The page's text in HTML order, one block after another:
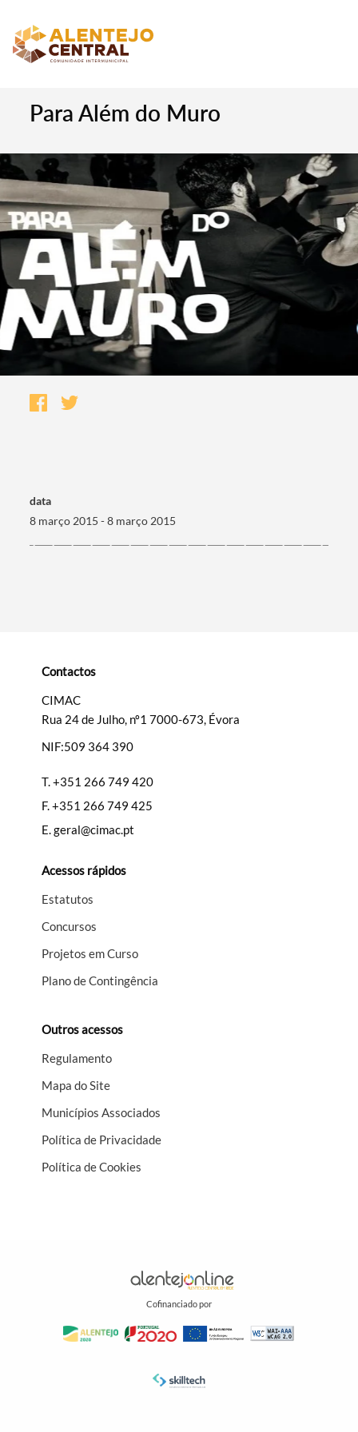
Filtros
Para Além do Muro
data
8 março 2015 - 8 março 2015
Contactos
CIMAC
Rua 24 de Julho, nº1 7000-673, Évora
NIF:509 364 390
T.+351 266 749 420
F.+351 266 749 425
E.geral@cimac.pt
Acessos rápidos
Estatutos
Concursos
Projetos em Curso
Plano de Contingência
Outros acessos
Regulamento
Mapa do Site
Municípios Associados
Política de Privacidade
Política de Cookies
Cofinanciado por